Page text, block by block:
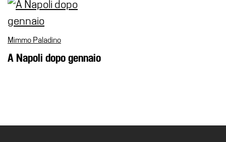
Biglietti
Shop
Chi
siamo
Mimmo Paladino
A Napoli dopo gennaio